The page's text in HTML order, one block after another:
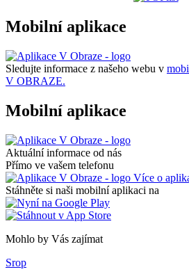
Mobilní aplikace
Sledujte informace z našeho webu v
V OBRAZE.
Mobilní aplikace
Aktuální informace od nás
Přímo ve vašem telefonu
Více o
Stáhněte si naši mobilní aplikaci na
Mohlo by Vás zajímat
Srop